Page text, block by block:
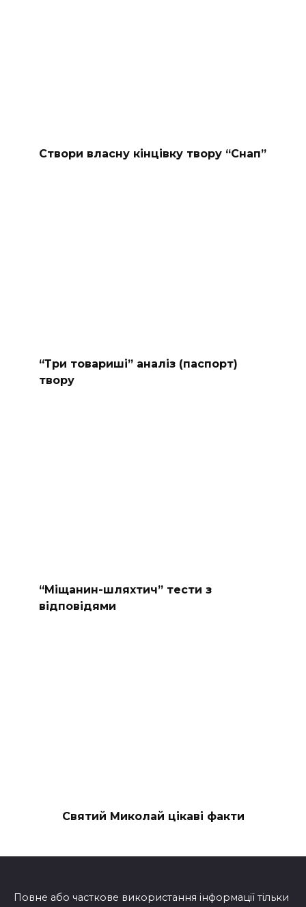
Створи власну кінцівку твору “Снап”
“Три товариші” аналіз (паспорт)
твору
“Міщанин-шляхтич” тести з
відповідями
Святий Миколай цікаві факти
Повне або часткове використання інформації тільки